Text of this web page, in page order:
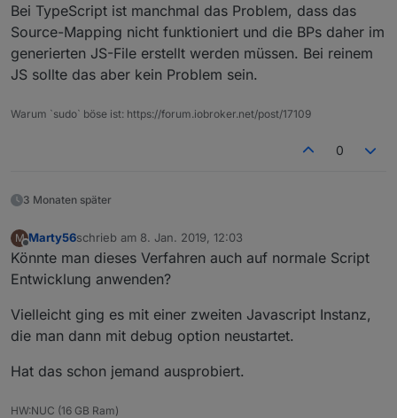
Bei TypeScript ist manchmal das Problem, dass das
Source-Mapping nicht funktioniert und die BPs daher im
generierten JS-File erstellt werden müssen. Bei reinem
JS sollte das aber kein Problem sein.
Warum `sudo` böse ist: https://forum.iobroker.net/post/17109
0
3 Monaten später
M
Offline
Marty56schrieb am 8. Jan. 2019, 12:03
zuletzt editiert von
Könnte man dieses Verfahren auch auf normale Script
Entwicklung anwenden?
Vielleicht ging es mit einer zweiten Javascript Instanz,
die man dann mit debug option neustartet.
Hat das schon jemand ausprobiert.
HW:NUC (16 GB Ram)